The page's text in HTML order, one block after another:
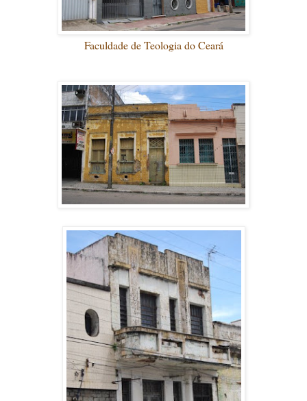
Faculdade de Teologia do Ceará